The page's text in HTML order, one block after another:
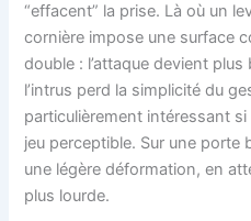
“effacent” la prise. Là où un
cornière impose une surface
double : l’attaque devient
l’intrus perd la simplicité du
particulièrement intéressant si
jeu perceptible. Sur une porte
une légère déformation, en
plus lourde.